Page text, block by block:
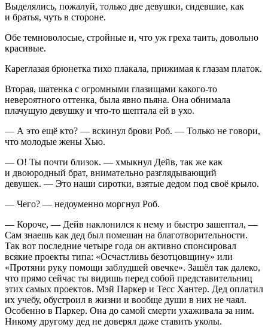
Выделялись, пожалуй, только две девушки, сидевшие, как
и братья, чуть в стороне.
Обе темноволосые, стройные и, что уж греха таить, довольно
красивые.
Кареглазая брюнетка тихо плакала, прижимая к глазам платок.
Вторая, шатенка с огромными глазищами какого-то
невероятного оттенка, была явно пьяна. Она обнимала
плачущую девушку и что-то шептала ей в ухо.
— А это ещё кто? — вскинул брови Роб. — Только не говори,
что молодые жены Хью.
— О! Ты почти близок. — хмыкнул Дейв, так же как
и двоюродный брат, внимательно разглядывающий
девушек. — Это наши сиротки, взятые дедом под своё крыло.
— Чего? — недоуменно моргнул Роб.
— Короче, — Дейв наклонился к нему и быстро зашептал, —
Сам знаешь как дед был помешан на благотворительности.
Так вот последние четыре года он активно спонсировал
всякие проекты типа: «Осчастливь безотцовщину» или
«Протяни руку помощи заблудшей овечке». Зашёл так далеко,
что прямо сейчас ты видишь перед собой представительниц
этих самых проектов. Мэй Паркер и Тесс Хантер. Дед оплатил
их учебу, обустроил в жизни и вообще души в них не чаял.
Особенно в Паркер. Она до самой смерти ухаживала за ним.
Никому другому дед не доверял даже ставить уколы.